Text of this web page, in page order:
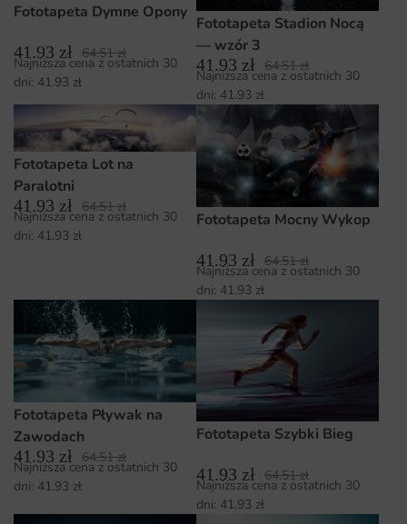
Fototapeta Dymne Opony
41.93 zł 64.51zł
Najniższa cena z ostatnich 30
dni: 41.93 zł
Fototapeta Stadion Nocą
— wzór 3
41.93 zł 64.51zł
Najniższa cena z ostatnich 30
dni: 41.93 zł
Fototapeta Lot na
Paralotni
41.93 zł 64.51zł
Najniższa cena z ostatnich 30
dni: 41.93 zł
Fototapeta Mocny Wykop
41.93 zł 64.51zł
Najniższa cena z ostatnich 30
dni: 41.93 zł
Fototapeta Pływak na
Zawodach
41.93 zł 64.51zł
Najniższa cena z ostatnich 30
dni: 41.93 zł
Fototapeta Szybki Bieg
41.93 zł 64.51zł
Najniższa cena z ostatnich 30
dni: 41.93 zł